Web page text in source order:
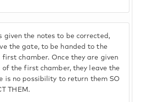
given the notes to be corrected,
the gate, to be handed to the
chamber. Once they are given
the first chamber, they leave the
is no possibility to return them SO
THEM.